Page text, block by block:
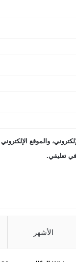
والموقع
في تعليقي.
الأشهر